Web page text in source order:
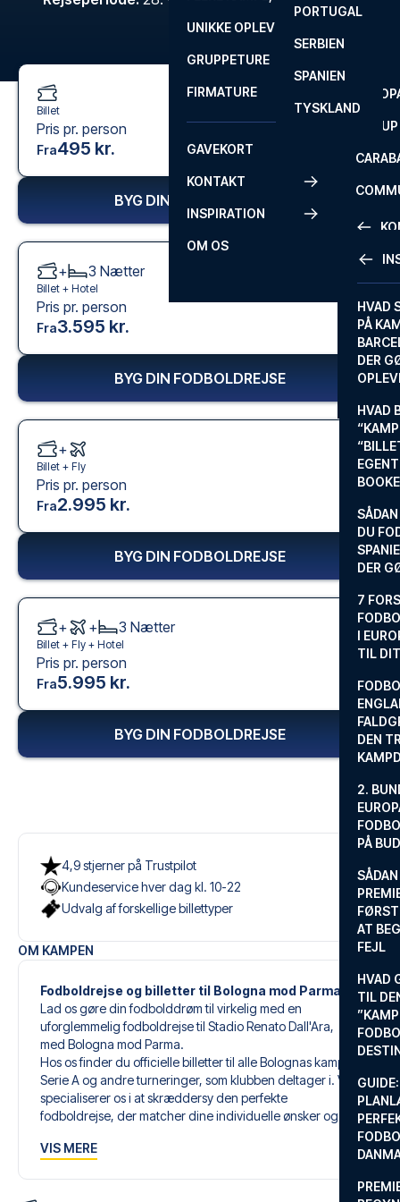
FA CUP
ROM
SEVILLA
PORTUGAL
SERBIEN
SPANIEN
TYSKLAND
UNIKKE OPLEVELSER
GRUPPETURE
FIRMATURE
GAVEKORT
KONTAKT
FAQ
INSPIRATION
HVAD
PÅ
DER
HVAD
DU
DER
7
I
TIL
DEN
2.
PÅ
AT
FEJL
HVAD
TIL
OM OS
4,9 stjerner på Trustpilot
Kundeservice hver dag kl. 10-22
Udvalg af forskellige billettyper
OM KAMPEN
Fodboldrejse og billetter til Bologna mod Parma
Lad os gøre din fodbolddrøm til virkelig med en
uforglemmelig fodboldrejse til Stadio Renato Dall'Ara,
med Bologna mod Parma.
Hos os finder du officielle billetter til alle Bolognas kampe i
Serie A og andre turneringer, som klubben deltager i. Vi
specialiserer os i at skræddersy den perfekte
fodboldrejse, der matcher dine individuelle ønsker og
VIS MERE
Billet
Pris pr. person
Fra495 kr.
BYG DIN FODBOLDREJSE
+ 3 Nætter
Billet + Hotel
Pris pr. person
Fra3.595 kr.
BYG DIN FODBOLDREJSE
+
Billet + Fly
Pris pr. person
Fra2.995 kr.
BYG DIN FODBOLDREJSE
+ + 3 Nætter
Billet + Fly + Hotel
Pris pr. person
Fra5.995 kr.
BYG DIN FODBOLDREJSE